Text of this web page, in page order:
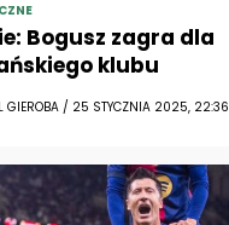
Bogusz zagra dla
klubu
GIEROBA / 25 STYCZNIA 2025, 22:36